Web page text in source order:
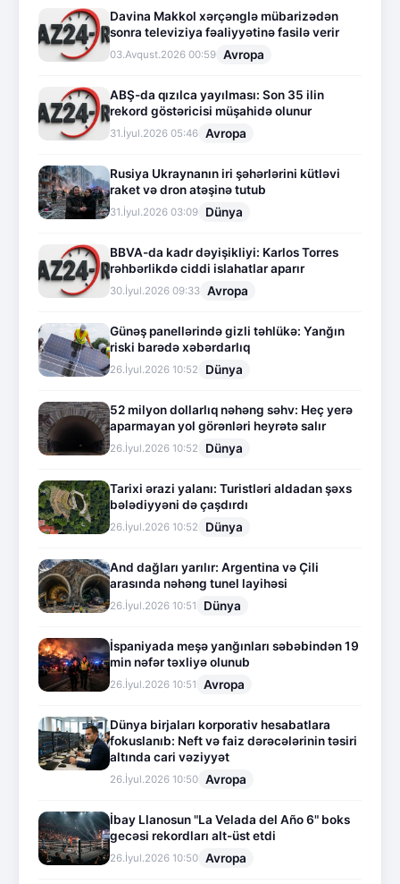
Davina Makkol xərçənglə mübarizədən
sonra televiziya fəaliyyətinə fasilə verir
03.Avqust.2026 00:59 Avropa
ABŞ-da qızılca yayılması: Son 35 ilin
rekord göstəricisi müşahidə olunur
31.İyul.2026 05:46 Avropa
Rusiya Ukraynanın iri şəhərlərini kütləvi
raket və dron atəşinə tutub
31.İyul.2026 03:09 Dünya
BBVA-da kadr dəyişikliyi: Karlos Torres
rəhbərlikdə ciddi islahatlar aparır
30.İyul.2026 09:33 Avropa
Günəş panellərində gizli təhlükə: Yanğın
riski barədə xəbərdarlıq
26.İyul.2026 10:52 Dünya
52 milyon dollarlıq nəhəng səhv: Heç yerə
aparmayan yol görənləri heyrətə salır
26.İyul.2026 10:52 Dünya
Tarixi ərazi yalanı: Turistləri aldadan şəxs
bələdiyyəni də çaşdırdı
26.İyul.2026 10:52 Dünya
And dağları yarılır: Argentina və Çili
arasında nəhəng tunel layihəsi
26.İyul.2026 10:51 Dünya
İspaniyada meşə yanğınları səbəbindən 19
min nəfər təxliyə olunub
26.İyul.2026 10:51 Avropa
Dünya birjaları korporativ hesabatlara
fokuslanıb: Neft və faiz dərəcələrinin təsiri
altında cari vəziyyət
26.İyul.2026 10:50 Avropa
İbay Llanosun "La Velada del Año 6" boks
gecəsi rekordları alt-üst etdi
26.İyul.2026 10:50 Avropa